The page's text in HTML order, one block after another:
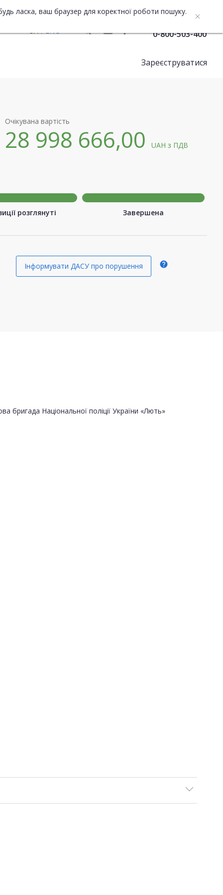
ласка, ваш браузер для коректної роботи пошуку.
UA ENG 0-800-503-400
Зареєструватися
Очікувана вартість
28 998 666,00UAHз ПДВ
розглянуті Завершена
Інформувати ДАСУ про порушення help
бригада Національної поліції України «Лють»